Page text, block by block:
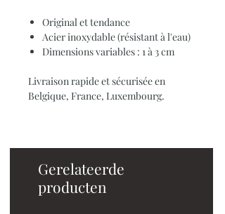
Original et tendance
Acier inoxydable (résistant à l'eau)
Dimensions variables : 1 à 3 cm
Livraison rapide et sécurisée en
Belgique, France, Luxembourg.
Gerelateerde
producten